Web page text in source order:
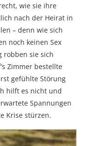
wie sie ihre
nach der Heirat in
– denn wie sich
noch keinen Sex
robben sie sich
Zimmer bestellte
gefühlte Störung
hilft es nicht und
Spannungen
Krise stürzen.